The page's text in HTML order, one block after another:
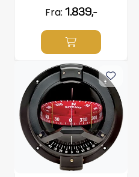
Fra: 1.839,-
Motordeler
Servicesett
Outlet